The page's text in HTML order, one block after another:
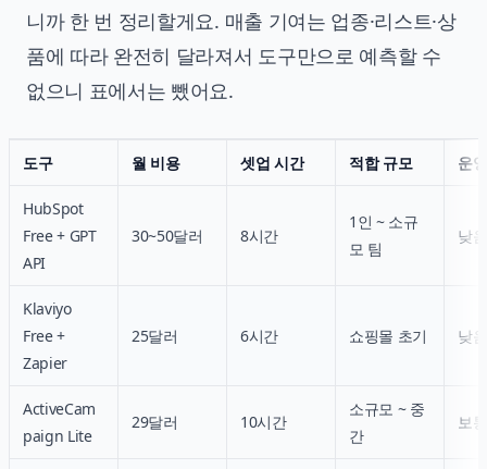
니까 한 번 정리할게요. 매출 기여는 업종·리스트·상
품에 따라 완전히 달라져서 도구만으로 예측할 수
없으니 표에서는 뺐어요.
도구 월 비용 셋업 시간 적합 규모 운
HubSpot
Free + GPT
API
30~50달러 8시간
1인 ~ 소규
모 팀
낮음
Klaviyo
Free +
Zapier
25달러 6시간 쇼핑몰 초기 낮음
ActiveCam
paign Lite
29달러 10시간
소규모 ~ 중
간
보통